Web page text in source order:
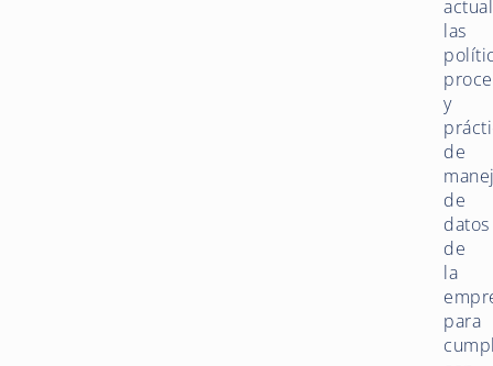
las
y
de
de
datos
de
la
para